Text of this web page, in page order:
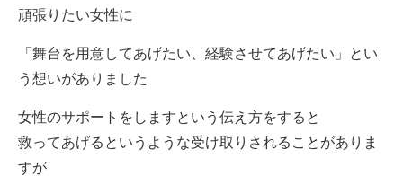
頑張りたい女性に
「舞台を用意してあげたい、経験させてあげたい」とい
う想いがありました
女性のサポートをしますという伝え方をすると
救ってあげるというような受け取りされることがありま
すが